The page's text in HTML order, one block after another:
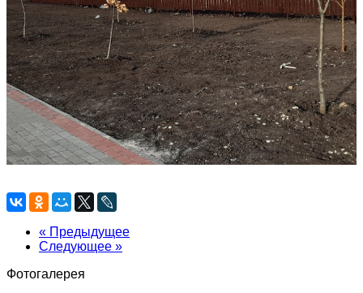
« Предыдущее
Следующее »
Фотогалерея